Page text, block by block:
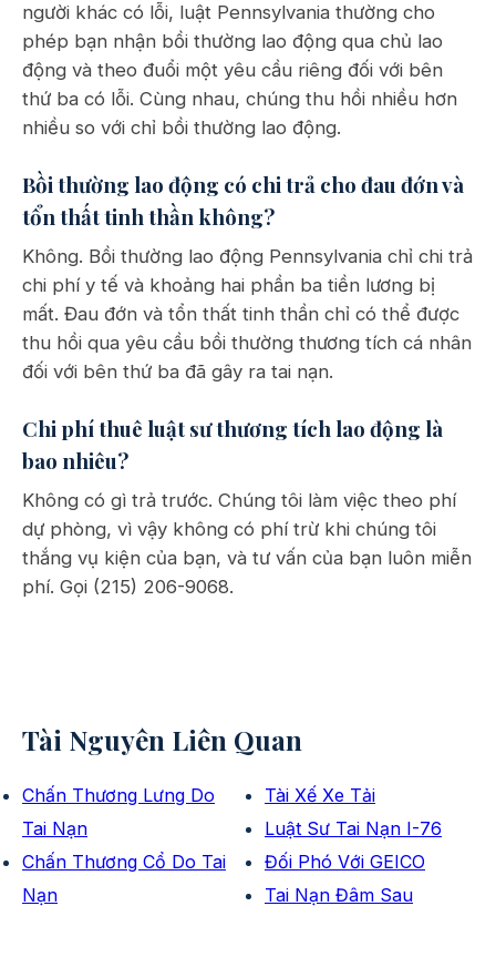
người khác có lỗi, luật Pennsylvania thường cho
phép bạn nhận bồi thường lao động qua chủ lao
động và theo đuổi một yêu cầu riêng đối với bên
thứ ba có lỗi. Cùng nhau, chúng thu hồi nhiều hơn
nhiều so với chỉ bồi thường lao động.
Bồi thường lao động có chi trả cho đau đớn và
tổn thất tinh thần không?
Không. Bồi thường lao động Pennsylvania chỉ chi trả
chi phí y tế và khoảng hai phần ba tiền lương bị
mất. Đau đớn và tổn thất tinh thần chỉ có thể được
thu hồi qua yêu cầu bồi thường thương tích cá nhân
đối với bên thứ ba đã gây ra tai nạn.
Chi phí thuê luật sư thương tích lao động là
bao nhiêu?
Không có gì trả trước. Chúng tôi làm việc theo phí
dự phòng, vì vậy không có phí trừ khi chúng tôi
thắng vụ kiện của bạn, và tư vấn của bạn luôn miễn
phí. Gọi (215) 206-9068.
Tài Nguyên Liên Quan
Chấn Thương Lưng Do
Tai Nạn
Chấn Thương Cổ Do Tai
Nạn
Tài Xế Xe Tải
Luật Sư Tai Nạn I-76
Đối Phó Với GEICO
Tai Nạn Đâm Sau